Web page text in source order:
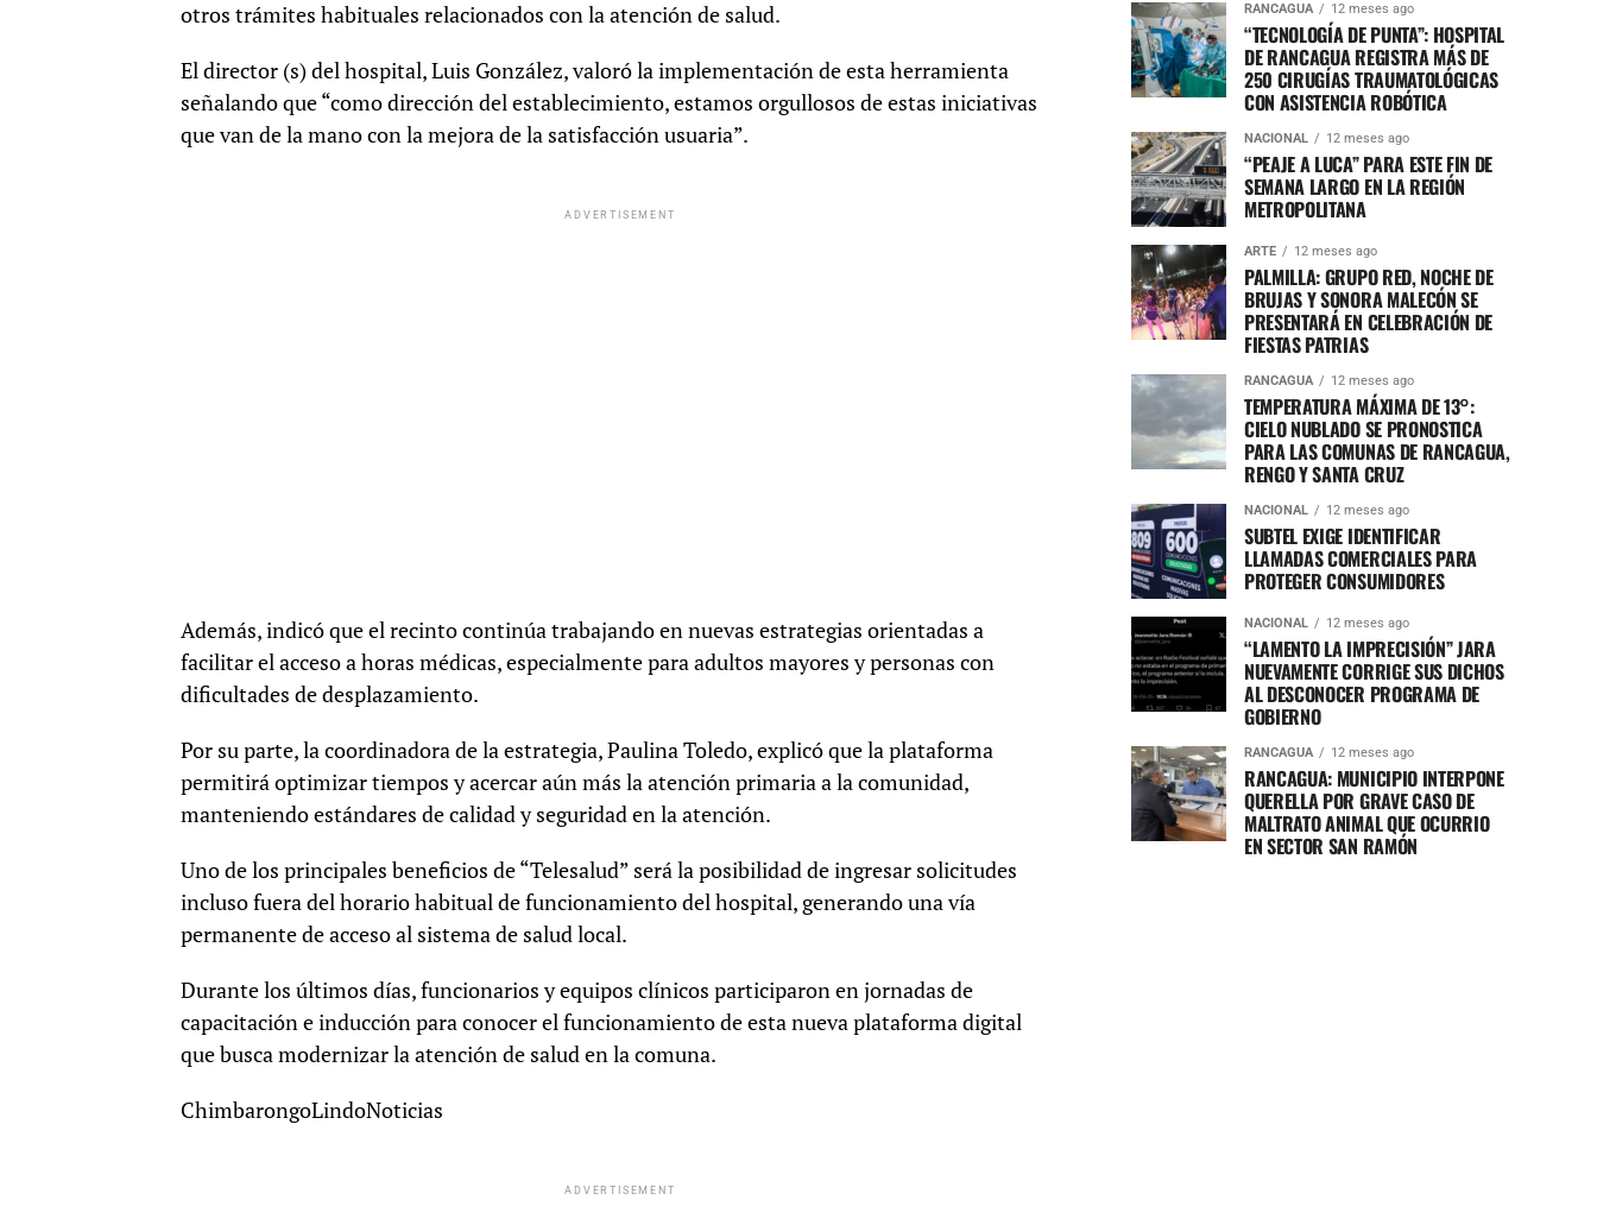
otros trámites habituales relacionados con la atención de salud.
El director (s) del hospital, Luis González, valoró la implementación de esta herramienta
señalando que “como dirección del establecimiento, estamos orgullosos de estas iniciativas
que van de la mano con la mejora de la satisfacción usuaria”.
ADVERTISEMENT
Además, indicó que el recinto continúa trabajando en nuevas estrategias orientadas a
facilitar el acceso a horas médicas, especialmente para adultos mayores y personas con
dificultades de desplazamiento.
Por su parte, la coordinadora de la estrategia, Paulina Toledo, explicó que la plataforma
permitirá optimizar tiempos y acercar aún más la atención primaria a la comunidad,
manteniendo estándares de calidad y seguridad en la atención.
Uno de los principales beneficios de “Telesalud” será la posibilidad de ingresar solicitudes
incluso fuera del horario habitual de funcionamiento del hospital, generando una vía
permanente de acceso al sistema de salud local.
Durante los últimos días, funcionarios y equipos clínicos participaron en jornadas de
capacitación e inducción para conocer el funcionamiento de esta nueva plataforma digital
que busca modernizar la atención de salud en la comuna.
ChimbarongoLindoNoticias
ADVERTISEMENT
RANCAGUA 12 meses ago
“TECNOLOGÍA DE PUNTA”: HOSPITAL
DE RANCAGUA REGISTRA MÁS DE
250 CIRUGÍAS TRAUMATOLÓGICAS
CON ASISTENCIA ROBÓTICA
NACIONAL 12 meses ago
“PEAJE A LUCA” PARA ESTE FIN DE
SEMANA LARGO EN LA REGIÓN
METROPOLITANA
ARTE 12 meses ago
PALMILLA: GRUPO RED, NOCHE DE
BRUJAS Y SONORA MALECÓN SE
PRESENTARÁ EN CELEBRACIÓN DE
FIESTAS PATRIAS
RANCAGUA 12 meses ago
TEMPERATURA MÁXIMA DE 13°:
CIELO NUBLADO SE PRONOSTICA
PARA LAS COMUNAS DE RANCAGUA,
RENGO Y SANTA CRUZ
NACIONAL 12 meses ago
SUBTEL EXIGE IDENTIFICAR
LLAMADAS COMERCIALES PARA
PROTEGER CONSUMIDORES
NACIONAL 12 meses ago
“LAMENTO LA IMPRECISIÓN” JARA
NUEVAMENTE CORRIGE SUS DICHOS
AL DESCONOCER PROGRAMA DE
GOBIERNO
RANCAGUA 12 meses ago
RANCAGUA: MUNICIPIO INTERPONE
QUERELLA POR GRAVE CASO DE
MALTRATO ANIMAL QUE OCURRIO
EN SECTOR SAN RAMÓN